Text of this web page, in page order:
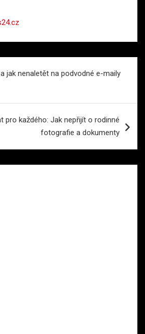
jak nenaletět na podvodné e-maily
pro každého: Jak nepřijít o rodinné
fotografie a dokumenty